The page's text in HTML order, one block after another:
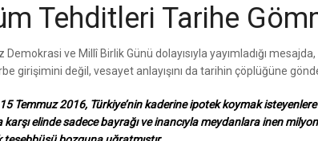
Tehditleri Tarihe
ve Millî Birlik Günü dolayısıyla yayımladığı
girişimini değil, vesayet anlayışını da tarihin çöplüğüne
15 Temmuz 2016, Türkiye’nin kaderine ipotek koymak
elinde sadece bayrağı ve inancıyla meydanlara inen